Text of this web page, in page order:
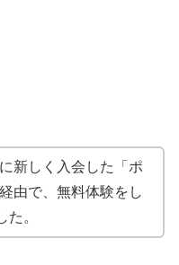
新しく入会した「ポ
由で、無料体験をし
。